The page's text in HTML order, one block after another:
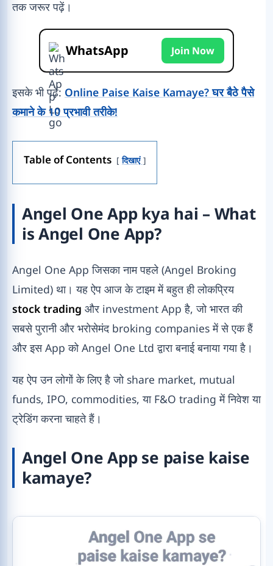
तक जरूर पढ़ें।
WhatsApp Join Now
इसके भी पढ़ें: Online Paise Kaise Kamaye? घर बैठे पैसे
कमाने के 10 प्रभावी तरीके!
Table of Contents दिखाएं
Angel One App kya hai – What
is Angel One App?
Angel One App जिसका नाम पहले (Angel Broking
Limited) था। यह ऐप आज के टाइम में बहुत ही लोकप्रिय
stock trading और investment App है, जो भारत की
सबसे पुरानी और भरोसेमंद broking companies में से एक हैं
और इस App को Angel One Ltd द्वारा बनाई बनाया गया है।
यह ऐप उन लोगों के लिए है जो share market, mutual
funds, IPO, commodities, या F&O trading में निवेश या
ट्रेडिंग करना चाहते हैं।
Angel One App se paise kaise
kamaye?